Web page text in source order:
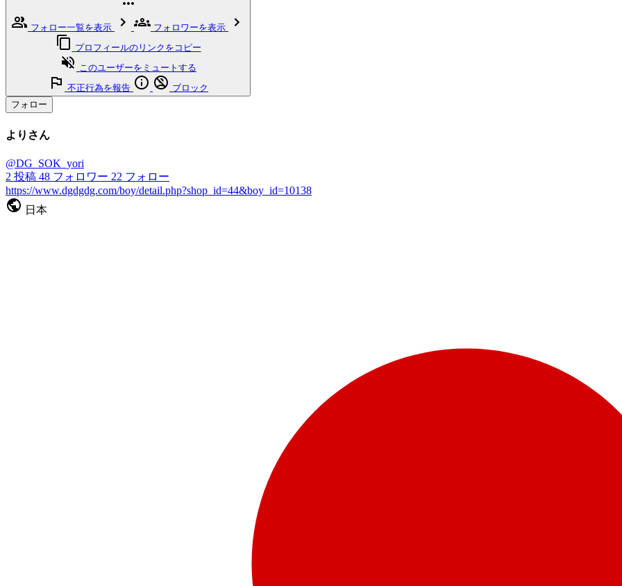
フォロー一覧を表示
フォロワーを表示
プロフィールのリンクをコピー
このユーザーをミュートする
不正行為を報告
ブロック
フォロー
よりさん
@DG_SOK_yori
2 投稿 48 フォロワー 22 フォロー
https://www.dgdgdg.com/boy/detail.php?shop_id=44&boy_id=10138
日本